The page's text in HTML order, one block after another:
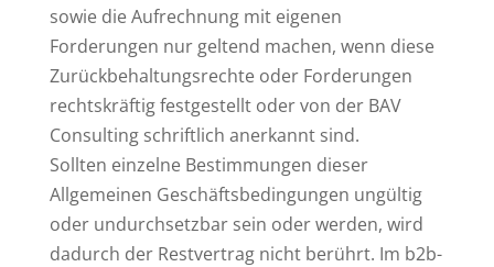
sowie die Aufrechnung mit eigenen
Forderungen nur geltend machen, wenn diese
Zurückbehaltungsrechte oder Forderungen
rechtskräftig festgestellt oder von der BAV
Consulting schriftlich anerkannt sind.
Sollten einzelne Bestimmungen dieser
Allgemeinen Geschäftsbedingungen ungültig
oder undurchsetzbar sein oder werden, wird
dadurch der Restvertrag nicht berührt. Im b2b-